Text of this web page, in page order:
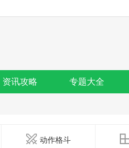
资讯攻略 专题大全
动作格斗